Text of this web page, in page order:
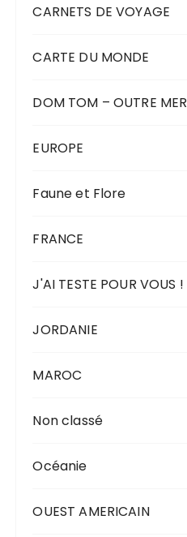
CARNETS DE VOYAGE
CARTE DU MONDE
DOM TOM – OUTRE MER
EUROPE
Faune et Flore
FRANCE
J'AI TESTE POUR VOUS !
JORDANIE
MAROC
Non classé
Océanie
OUEST AMERICAIN